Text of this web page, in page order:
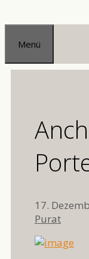
Zum
Inhalt
springen
Menü
17.
Purat